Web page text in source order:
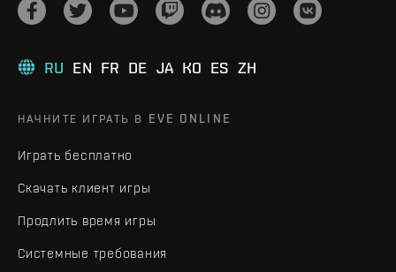
RU EN FR DE JA KO ES ZH
НАЧНИТЕ ИГРАТЬ В EVE ONLINE
Играть бесплатно
Скачать клиент игры
Продлить время игры
Системные требования